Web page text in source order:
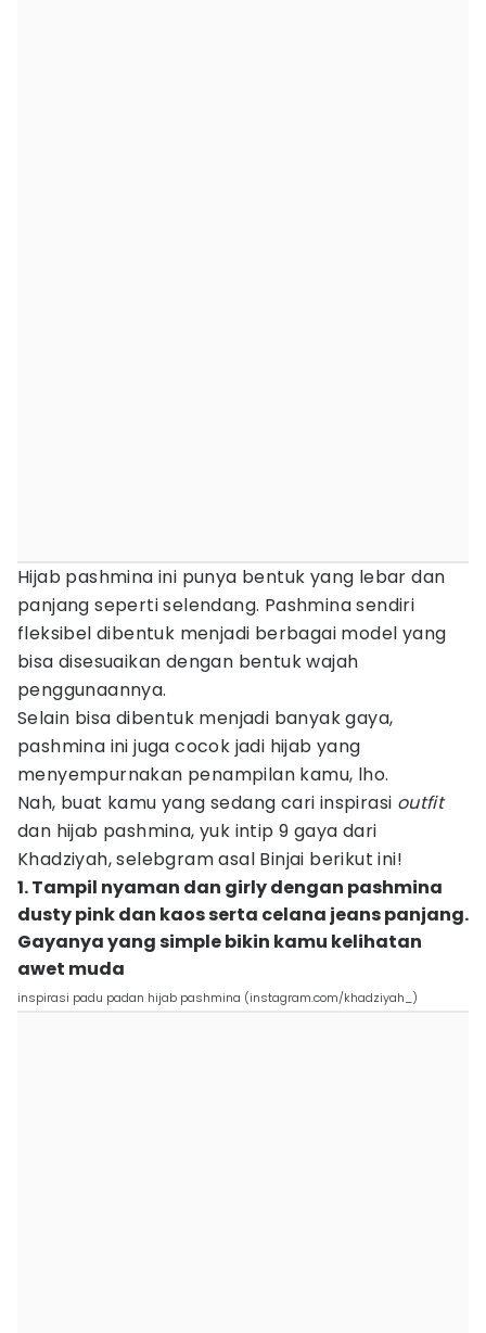
Hijab pashmina ini punya bentuk yang lebar dan
panjang seperti selendang. Pashmina sendiri
fleksibel dibentuk menjadi berbagai model yang
bisa disesuaikan dengan bentuk wajah
penggunaannya.
Selain bisa dibentuk menjadi banyak gaya,
pashmina ini juga cocok jadi hijab yang
menyempurnakan penampilan kamu, lho.
Nah, buat kamu yang sedang cari inspirasi outfit
dan hijab pashmina, yuk intip 9 gaya dari
Khadziyah, selebgram asal Binjai berikut ini!
1. Tampil nyaman dan girly dengan pashmina
dusty pink dan kaos serta celana jeans panjang.
Gayanya yang simple bikin kamu kelihatan
awet muda
inspirasi padu padan hijab pashmina (instagram.com/khadziyah_)